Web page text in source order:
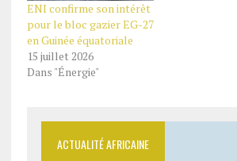
ENI confirme son intérêt
pour le bloc gazier EG-27
en Guinée équatoriale
15 juillet 2026
Dans "Énergie"
ACTUALITÉ AFRICAINE